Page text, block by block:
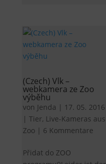
(Czech) Vlk –
webkamera ze Zoo
výběhu
von Jenda | 17. 05. 2016
|Tier, Live-Kameras aus
Zoo | 6 Kommentare
Přidat do ZOO